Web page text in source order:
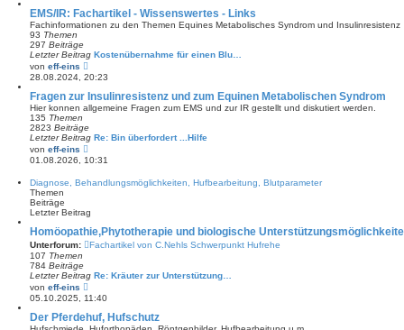
a
g
e
s
t
B
r
a
EMS/IR: Fachartikel - Wissenswertes - Links
Fachinformationen zu den Themen Equines Metabolisches Syndrom und Insulinresistenz
93 Themen
297 Beiträge
Letzter Beitrag Kostenübernahme für einen Blu…
von eff-eins
e
u
e
s
t
r
B
i
r
28.08.2024, 20:23
Fragen zur Insulinresistenz und zum Equinen Metabolischen Syndrom
Hier konnen allgemeine Fragen zum EMS und zur IR gestellt und diskutiert werden.
135 Themen
2823 Beiträge
Letzter Beitrag Re: Bin überfordert ...Hilfe
von eff-eins
e
u
s
r
B
e
i
a
01.08.2026, 10:31
Diagnose, Behandlungsmöglichkeiten, Hufbearbeitung, Blutparameter
Themen
Beiträge
Letzter Beitrag
Homöopathie,Phytotherapie und biologische
Unterforum:
Fachartikel von C.Nehls Schwerpunkt Hufrehe
107 Themen
784 Beiträge
Letzter Beitrag Re: Kräuter zur Unterstützung…
von eff-eins
e
u
e
s
05.10.2025, 11:40
Der Pferdehuf, Hufschutz